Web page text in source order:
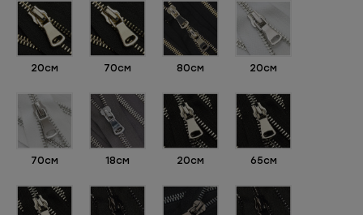
20см 70см 80см 20см
70см 18см 20см 65см